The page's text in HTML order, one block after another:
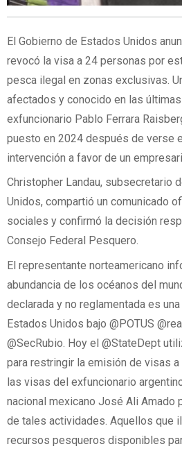
El Gobierno de Estados Unidos
revocó la visa a 24 personas por
pesca ilegal en zonas exclusivas.
afectados y conocido en las
exfuncionario Pablo Ferrara
puesto en 2024 después de verse
intervención a favor de un
Christopher Landau, subsecretario
Unidos, compartió un comunicado
sociales y confirmó la decisión
Consejo Federal Pesquero.
El representante norteamericano
abundancia de los océanos del
declarada y no reglamentada es
Estados Unidos bajo @POTUS
@SecRubio. Hoy el @StateDept
para restringir la emisión de visas
las visas del exfuncionario
nacional mexicano José Ali Amado
de tales actividades. Aquellos que
recursos pesqueros disponibles